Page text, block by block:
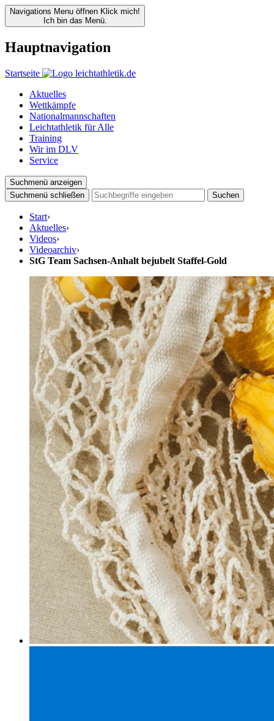
Navigations Menu öffnen Klick mich!
Ich bin das Menü.
Hauptnavigation
Startseite
Aktuelles
Wettkämpfe
Nationalmannschaften
Leichtathletik für Alle
Training
Wir im DLV
Service
Suchmenü anzeigen
Suchmenü schließen
Suchen
Start›
Aktuelles›
Videos›
Videoarchiv›
StG Team Sachsen-Anhalt bejubelt Staffel-Gold